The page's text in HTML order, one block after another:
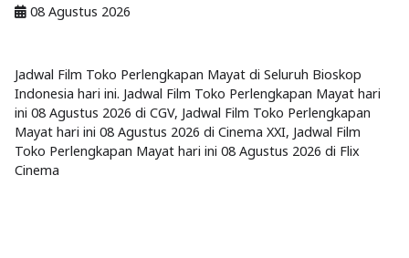
08 Agustus 2026
Jadwal Film Toko Perlengkapan Mayat di Seluruh Bioskop
Indonesia hari ini. Jadwal Film Toko Perlengkapan Mayat hari
ini 08 Agustus 2026 di CGV, Jadwal Film Toko Perlengkapan
Mayat hari ini 08 Agustus 2026 di Cinema XXI, Jadwal Film
Toko Perlengkapan Mayat hari ini 08 Agustus 2026 di Flix
Cinema